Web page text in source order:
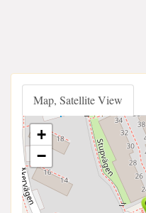
Map, Satellite View
+
−